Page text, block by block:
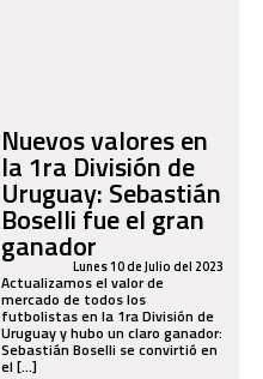
Nuevos valores en
la 1ra División de
Uruguay: Sebastián
Boselli fue el gran
ganadorLunes 10 de Julio del 2023
Actualizamos el valor de
mercado de todos los
futbolistas en la 1ra División de
Uruguay y hubo un claro ganador:
Sebastián Boselli se convirtió en
el [...]